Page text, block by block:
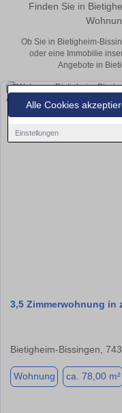
Alle Cookies
Einstellungen
Finden Sie in
Ob Sie in Bietigheim-
oder eine Immobilie
Angebote in
3,5 Zimmerwohnung in
Bietigheim-Bissingen,
Wohnung ca. 78,00 m²